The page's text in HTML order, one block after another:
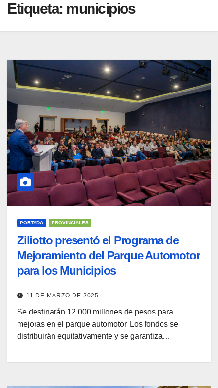
Etiqueta: municipios
PORTADA PROVINCIALES
Ziliotto presentó el Programa de
Mejoramiento del Parque Automotor
para los Municipios
11 DE MARZO DE 2025
Se destinarán 12.000 millones de pesos para
mejoras en el parque automotor. Los fondos se
distribuirán equitativamente y se garantiza…